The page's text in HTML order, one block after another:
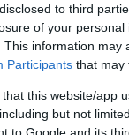
to third
of your personal
This information may
Participants that may
that this website/app
but not
to Google and its
Σία Κοσιώνη
ομάδας